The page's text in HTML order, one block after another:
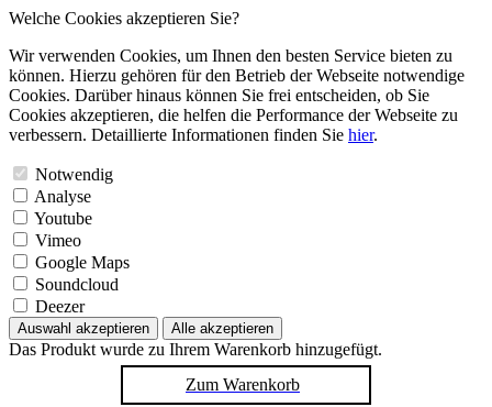
Welche Cookies akzeptieren Sie?
Wir verwenden Cookies, um Ihnen den besten Service bieten zu
können. Hierzu gehören für den Betrieb der Webseite notwendige
Cookies. Darüber hinaus können Sie frei entscheiden, ob Sie
Cookies akzeptieren, die helfen die Performance der Webseite zu
verbessern. Detaillierte Informationen finden Sie hier.
Notwendig
Analyse
Youtube
Vimeo
Google Maps
Soundcloud
Deezer
Auswahl akzeptieren Alle akzeptieren
Das Produkt wurde zu Ihrem Warenkorb hinzugefügt.
Zum Warenkorb